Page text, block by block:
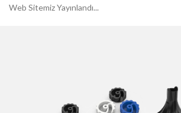
Web Sitemiz Yayınlandı...